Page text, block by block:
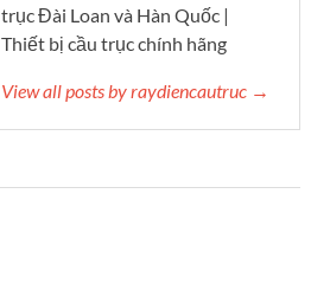
trục Đài Loan và Hàn Quốc |
Thiết bị cầu trục chính hãng
View all posts by raydiencautruc →